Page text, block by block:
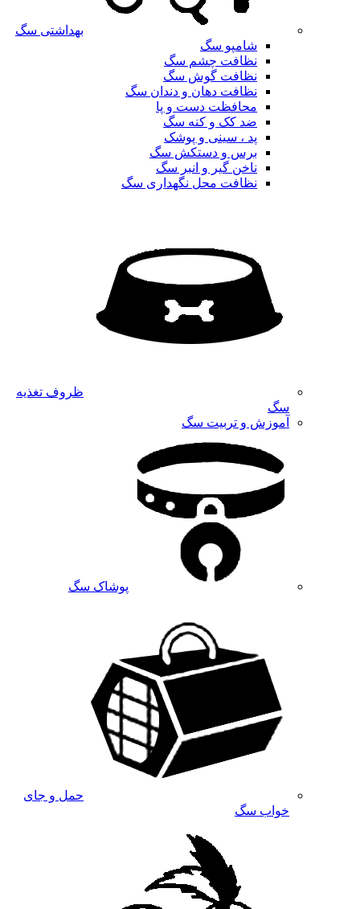
بهداشتی سگ
شامپو سگ
نظافت چشم سگ
نظافت گوش سگ
نظافت دهان و دندان سگ
محافظت دست و پا
ضد کک و کنه سگ
پد ، سینی و پوشک
برس و دستکش سگ
ناخن گیر و انبر سگ
نظافت محل نگهداری سگ
ظروف تغذیه
سگ
آموزش و تربیت سگ
پوشاک سگ
حمل و جای
خواب سگ